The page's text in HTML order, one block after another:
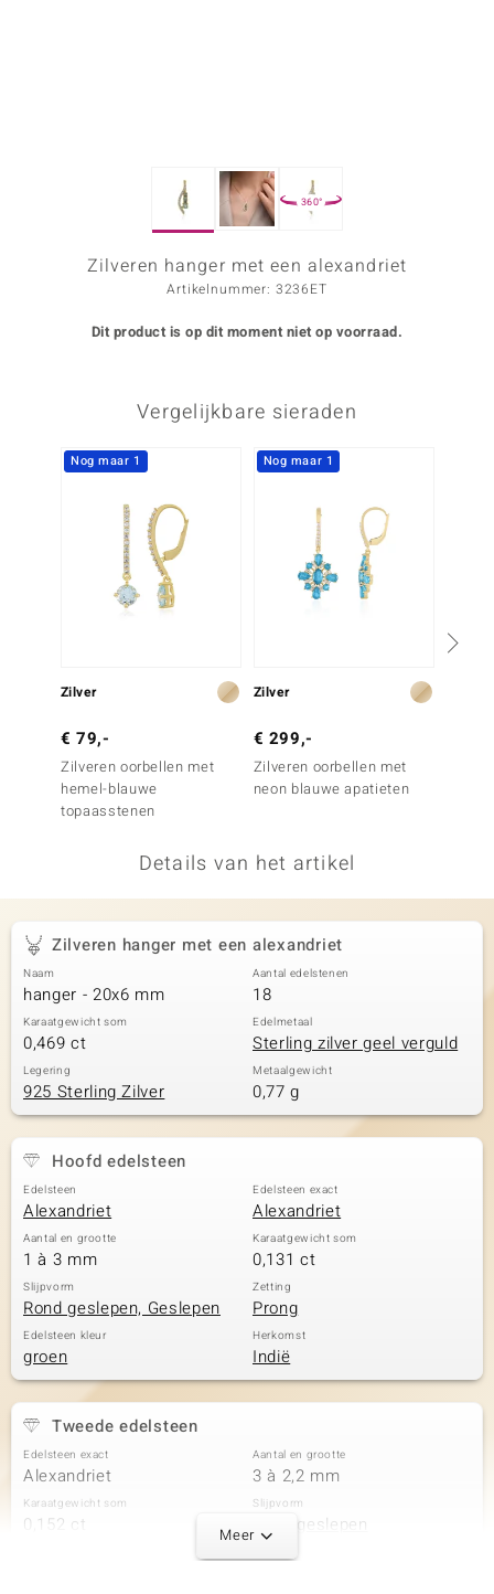
360°
Zilveren hanger met een alexandriet
Artikelnummer: 3236ET
Dit product is op dit moment niet op voorraad.
Vergelijkbare sieraden
Nog maar 1
Zilver
€ 79,-
Zilveren oorbellen met
hemel-blauwe
topaasstenen
Nog maar 1
Zilver
€ 299,-
Zilveren oorbellen met
neon blauwe apatieten
Details van het artikel
Zilveren hanger met een alexandriet
Naam
hanger - 20x6 mm
Aantal edelstenen
18
Karaatgewicht som
0,469 ct
Edelmetaal
Sterling zilver geel verguld
Legering
925 Sterling Zilver
Metaalgewicht
0,77 g
Hoofd edelsteen
Edelsteen
Alexandriet
Edelsteen exact
Alexandriet
Aantal en grootte
1 à 3 mm
Karaatgewicht som
0,131 ct
Slijpvorm
Rond geslepen, Geslepen
Zetting
Prong
Edelsteen kleur
groen
Herkomst
Indië
Tweede edelsteen
Edelsteen exact
Alexandriet
Aantal en grootte
3 à 2,2 mm
Karaatgewicht som
0,152 ct
Slijpvorm
Rond geslepen
Meer